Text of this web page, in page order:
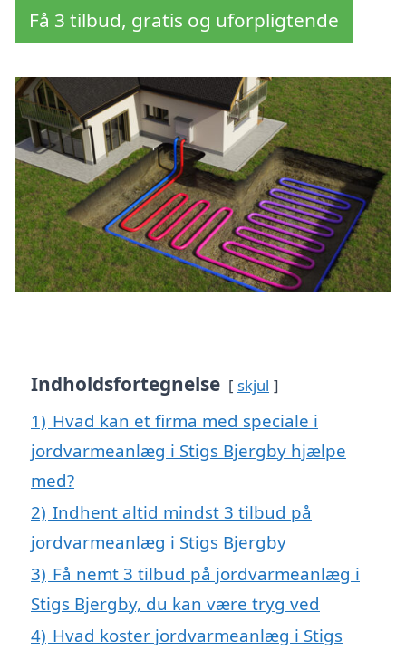
Få 3 tilbud, gratis og uforpligtende
Indholdsfortegnelse skjul
1) Hvad kan et firma med speciale i
jordvarmeanlæg i Stigs Bjergby hjælpe
med?
2) Indhent altid mindst 3 tilbud på
jordvarmeanlæg i Stigs Bjergby
3) Få nemt 3 tilbud på jordvarmeanlæg i
Stigs Bjergby, du kan være tryg ved
4) Hvad koster jordvarmeanlæg i Stigs